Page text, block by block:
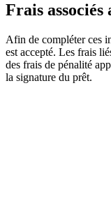
Frais
Afin de compléter ces
est accepté. Les frais
des frais de pénalité
la signature du prêt.